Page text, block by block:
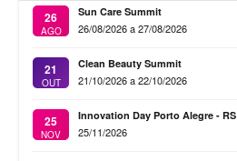
26
AGO
Sun Care Summit
26/08/2026 a 27/08/2026
21
OUT
Clean Beauty Summit
21/10/2026 a 22/10/2026
25
NOV
Innovation Day Porto Alegre - RS
25/11/2026